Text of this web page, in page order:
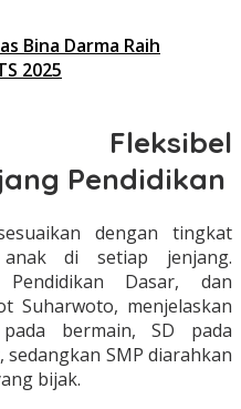
Bina Darma Raih
2025
Fleksibel
Pendidikan
dengan tingkat
anak di setiap jenjang.
Dasar, dan
Suharwoto, menjelaskan
bermain, SD pada
SMP diarahkan
bijak.